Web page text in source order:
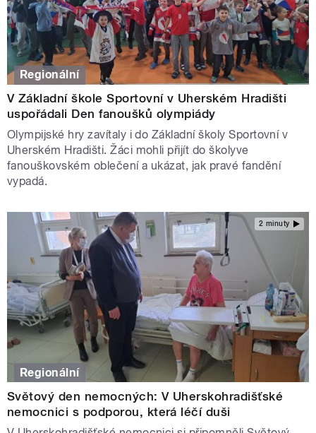
Regionální
V Základní škole Sportovní v Uherském Hradišti
uspořádali Den fanoušků olympiády
Olympijské hry zavítaly i do Základní školy Sportovní v
Uherském Hradišti. Žáci mohli přijít do školyve
fanouškovském oblečení a ukázat, jak pravé fandění
vypadá.
2 minuty
Regionální
Světový den nemocných: V Uherskohradišťské
nemocnici s podporou, která léčí duši